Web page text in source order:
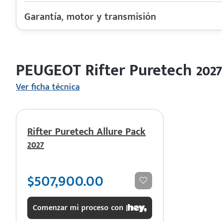
Garantía, motor y transmisión
Garantía
Último rediseño
Colores disponibles
PEUGEOT Rifter Puretech
Ver ficha técnica
Rifter Puretech Allure Pack
2027
$507,900.00
Comenzar mi proceso con |
más